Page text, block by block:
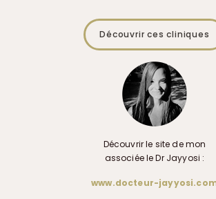
Découvrir ces cliniques
Découvrir le site de mon
associée le Dr Jayyosi :
www.docteur-